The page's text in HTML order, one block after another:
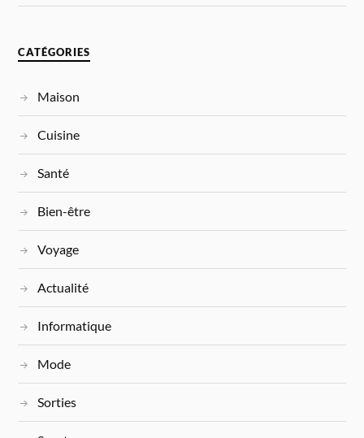
CATÉGORIES
Maison
Cuisine
Santé
Bien-être
Voyage
Actualité
Informatique
Mode
Sorties